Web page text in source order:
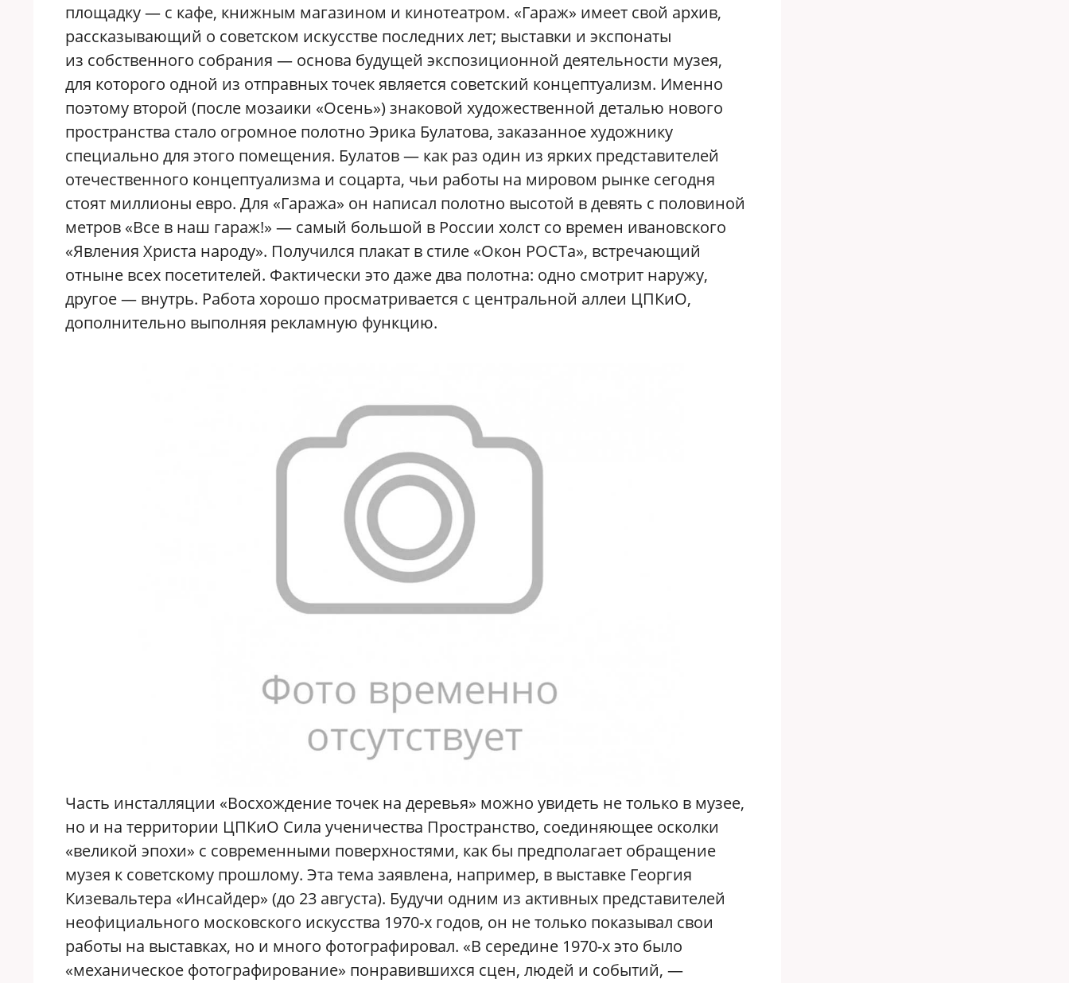
площадку — с кафе, книжным магазином и кинотеатром. «Гараж» имеет свой архив,
рассказывающий о советском искусстве последних лет; выставки и экспонаты
из собственного собрания — основа будущей экспозиционной деятельности музея,
для которого одной из отправных точек является советский концептуализм. Именно
поэтому второй (после мозаики «Осень») знаковой художественной деталью нового
пространства стало огромное полотно Эрика Булатова, заказанное художнику
специально для этого помещения. Булатов — как раз один из ярких представителей
отечественного концептуализма и соцарта, чьи работы на мировом рынке сегодня
стоят миллионы евро. Для «Гаража» он написал полотно высотой в девять с половиной
метров «Все в наш гараж!» — самый большой в России холст со времен ивановского
«Явления Христа народу». Получился плакат в стиле «Окон РОСТа», встречающий
отныне всех посетителей. Фактически это даже два полотна: одно смотрит наружу,
другое — внутрь. Работа хорошо просматривается с центральной аллеи ЦПКиО,
дополнительно выполняя рекламную функцию.
Часть инсталляции «Восхождение точек на деревья» можно увидеть не только в музее,
но и на территории ЦПКиО Сила ученичества Пространство, соединяющее осколки
«великой эпохи» с современными поверхностями, как бы предполагает обращение
музея к советскому прошлому. Эта тема заявлена, например, в выставке Георгия
Кизевальтера «Инсайдер» (до 23 августа). Будучи одним из активных представителей
неофициального московского искусства 1970-х годов, он не только показывал свои
работы на выставках, но и много фотографировал. «В середине 1970-х это было
«механическое фотографирование» понравившихся сцен, людей и событий, —